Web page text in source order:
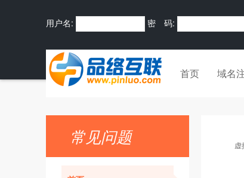
用户名: 密 码:
首页 域名
常见问题 虚